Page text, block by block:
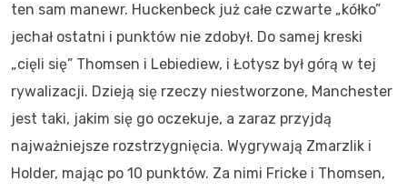
ten sam manewr. Huckenbeck już całe czwarte „kółko”
jechał ostatni i punktów nie zdobył. Do samej kreski
„cięli się” Thomsen i Lebiediew, i Łotysz był górą w tej
rywalizacji. Dzieją się rzeczy niestworzone, Manchester
jest taki, jakim się go oczekuje, a zaraz przyjdą
najważniejsze rozstrzygnięcia. Wygrywają Zmarzlik i
Holder, mając po 10 punktów. Za nimi Fricke i Thomsen,